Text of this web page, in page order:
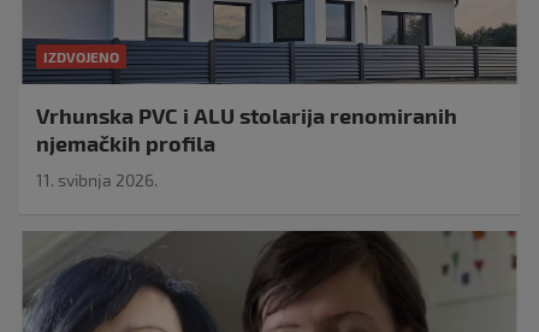
IZDVOJENO
Vrhunska PVC i ALU stolarija renomiranih
njemačkih profila
11. svibnja 2026.